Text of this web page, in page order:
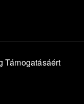
Támogatásáért